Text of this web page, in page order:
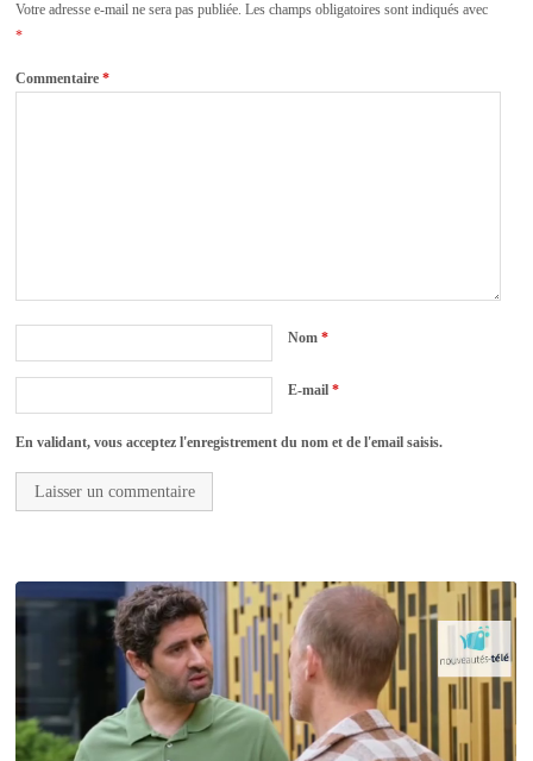
Votre adresse e-mail ne sera pas publiée. Les champs obligatoires sont indiqués avec
*
Commentaire*
Nom*
E-mail*
En validant, vous acceptez l'enregistrement du nom et de l'email saisis.